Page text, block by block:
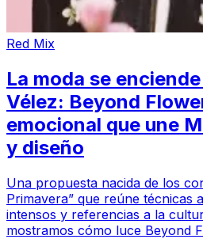
Red Mix
La moda se
Vélez: Beyond
emocional que une
y diseño
Una propuesta nacida de los
Primavera” que reúne técnicas
intensos y referencias a la
mostramos cómo luce Beyond